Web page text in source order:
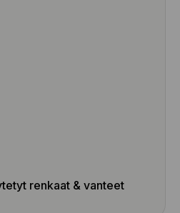
renkaat & vanteet